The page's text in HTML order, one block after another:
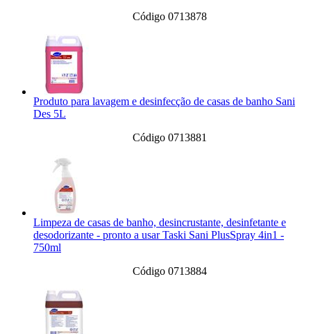
Código 0713878
Produto para lavagem e desinfecção de casas de banho Sani
Des 5L
Código 0713881
Limpeza de casas de banho, desincrustante, desinfetante e
desodorizante - pronto a usar Taski Sani PlusSpray 4in1 -
750ml
Código 0713884